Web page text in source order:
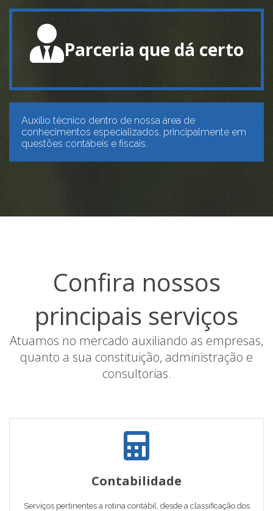
Parceria que dá certo
Auxílio técnico dentro de nossa área de
conhecimentos especializados, principalmente em
questões contábeis e fiscais.
Confira nossos
principais serviços
Atuamos no mercado auxiliando as empresas,
quanto a sua constituição, administração e
consultorias.
Contabilidade
Serviços pertinentes a rotina contábil, desde a classificação dos